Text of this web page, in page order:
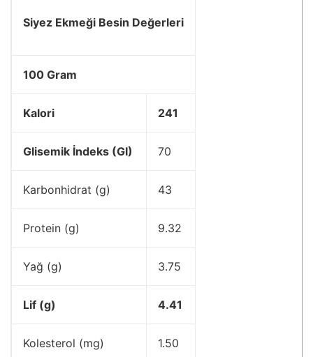
Siyez Ekmeği Besin Değerleri
100 Gram
Kalori 241
Glisemik İndeks (GI) 70
Karbonhidrat (g) 43
Protein (g) 9.32
Yağ (g) 3.75
Lif (g) 4.41
Kolesterol (mg) 1.50